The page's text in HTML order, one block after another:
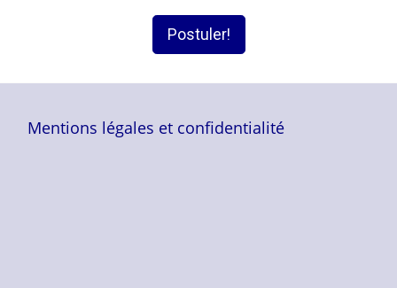
Postuler!
Mentions légales et confidentialité